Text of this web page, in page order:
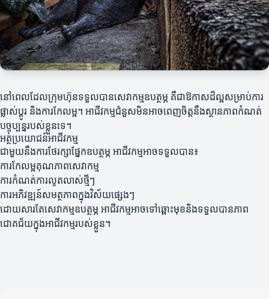
នៅពេលដែលក្រុមហ៊ុនទទួលបានសេវាកម្មឧបត្ថម្ភ គឺជា​ឱកាសដ៏ល្អសម្រាប់ការ
ផ្លាស់ប្តូរ និងការកែលម្អ។ អាជីវកម្មជំនួសមិនអាចពេញចិត្តនឹងស្ថានភាពកំណត់
បច្ចុប្បន្នរបស់ខ្លួនទេ។
អត្ថប្រយោជន៍អាជីវកម្ម
ជាមួយនឹងការថែរក្សាផ្នែកឧបត្ថម្ភ អាជីវកម្មអាចទទួលបាន៖
ការកែលម្អគុណភាពសេវាកម្ម
ការកំណត់ការលូតលាស់ថ្មីៗ
ការអភិវឌ្ឍន៍សមត្ថភាពក្នុងវិស័យផ្សេងៗ
ដោយសារតែសេវាកម្មឧបត្ថម្ភ អាជីវកម្មអាចទៅឆ្ពោះមុខនិងទទួលបានភាព
ជោគជ័យក្នុងអាជីវកម្មរបស់ខ្លួន។